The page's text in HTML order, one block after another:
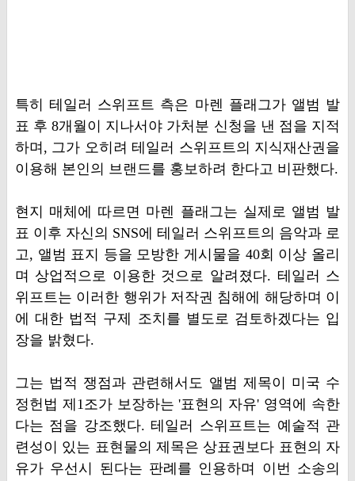
특히 테일러 스위프트 측은 마렌 플래그가 앨범 발
표 후 8개월이 지나서야 가처분 신청을 낸 점을 지적
하며, 그가 오히려 테일러 스위프트의 지식재산권을
이용해 본인의 브랜드를 홍보하려 한다고 비판했다.
현지 매체에 따르면 마렌 플래그는 실제로 앨범 발
표 이후 자신의 SNS에 테일러 스위프트의 음악과 로
고, 앨범 표지 등을 모방한 게시물을 40회 이상 올리
며 상업적으로 이용한 것으로 알려졌다. 테일러 스
위프트는 이러한 행위가 저작권 침해에 해당하며 이
에 대한 법적 구제 조치를 별도로 검토하겠다는 입
장을 밝혔다.
그는 법적 쟁점과 관련해서도 앨범 제목이 미국 수
정헌법 제1조가 보장하는 '표현의 자유' 영역에 속한
다는 점을 강조했다. 테일러 스위프트는 예술적 관
련성이 있는 표현물의 제목은 상표권보다 표현의 자
유가 우선시 된다는 판례를 인용하며 이번 소송의